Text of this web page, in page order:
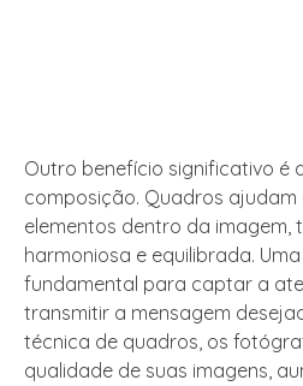
Outro benefício significativo é
composição. Quadros ajudam
elementos dentro da imagem,
harmoniosa e equilibrada.
fundamental para captar a
transmitir a mensagem
técnica de quadros, os
qualidade de suas imagens,